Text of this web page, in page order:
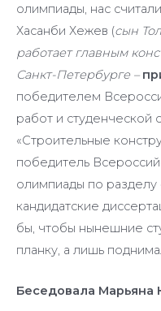
олимпиады, нас
Хасанби Хежев (сын
работает главным
Санкт-Петербурге –
победителем
работ и студенческой
«Строительные
победитель
олимпиады по разделу
кандидатские
бы, чтобы нынешние
планку, а лишь
Беседовала Марьяна